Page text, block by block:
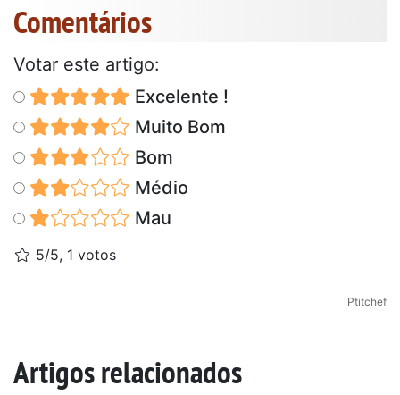
Comentários
Votar este artigo:
Excelente !
Muito Bom
Bom
Médio
Mau
5/5, 1 votos
Ptitchef
Artigos relacionados